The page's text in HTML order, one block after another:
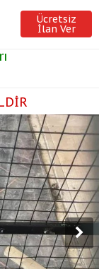
Ücretsiz
İlan Ver